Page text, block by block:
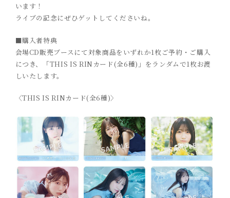
います！
ライブの記念にぜひゲットしてくださいね。
■購入者特典
会場CD販売ブースにて対象商品をいずれか1枚ご予約・ご購入
につき、「THIS IS RINカード(全6種)」をランダムで1枚お渡
しいたします。
〈THIS IS RINカード(全6種)〉